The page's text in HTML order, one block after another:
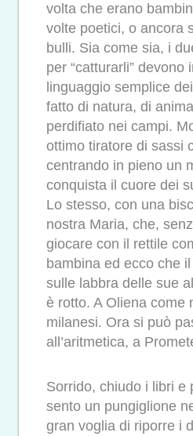
volta che erano
volte poetici, o ancora
bulli. Sia come sia, i
per “catturarli” devono
linguaggio semplice
fatto di natura, di
perdifiato nei campi.
ottimo tiratore di sassi
centrando in pieno un
conquista il cuore dei
Lo stesso, con una
nostra Maria, che,
giocare con il rettile
bambina ed ecco che
sulle labbra delle sue
è rotto. A Oliena come
milanesi. Ora si può
all’aritmetica, a
Sorrido, chiudo i libri e
sento un pungiglione
gran voglia di riporre i